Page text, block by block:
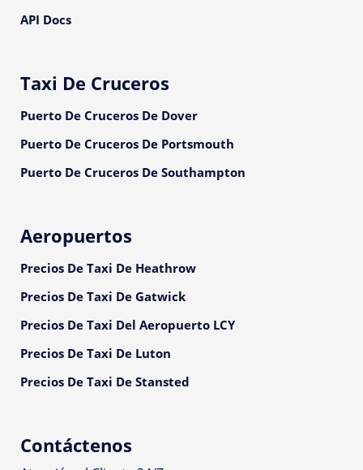
API Docs
Taxi De Cruceros
Puerto De Cruceros De Dover
Puerto De Cruceros De Portsmouth
Puerto De Cruceros De Southampton
Aeropuertos
Precios De Taxi De Heathrow
Precios De Taxi De Gatwick
Precios De Taxi Del Aeropuerto LCY
Precios De Taxi De Luton
Precios De Taxi De Stansted
Contáctenos